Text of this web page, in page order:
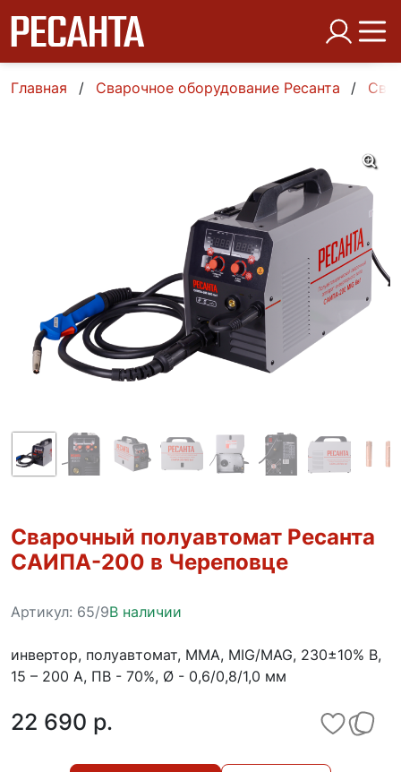
Главная Сварочное оборудование Ресанта
Сварочный полуавтомат Ресанта
САИПА-200 в Череповце
Артикул: 65/9В наличии
инвертор, полуавтомат, MMA, MIG/MAG, 230±10% В,
15 – 200 А, ПВ - 70%, Ø - 0,6/0,8/1,0 мм
22 690 p.